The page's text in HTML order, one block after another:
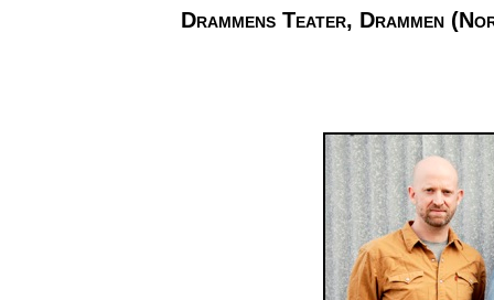
Drammens Teater, Drammen